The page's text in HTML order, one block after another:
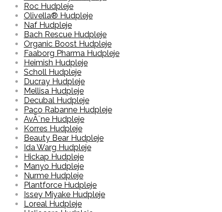
Roc Hudpleje
Olivella® Hudpleje
Naf Hudpleje
Bach Rescue Hudpleje
Organic Boost Hudpleje
Faaborg Pharma Hudpleje
Heimish Hudpleje
Scholl Hudpleje
Ducray Hudpleje
Mellisa Hudpleje
Decubal Hudpleje
Paco Rabanne Hudpleje
AvÃ¨ne Hudpleje
Korres Hudpleje
Beauty Bear Hudpleje
Ida Warg Hudpleje
Hickap Hudpleje
Manyo Hudpleje
Nurme Hudpleje
Plantforce Hudpleje
Issey Miyake Hudpleje
Loreal Hudpleje